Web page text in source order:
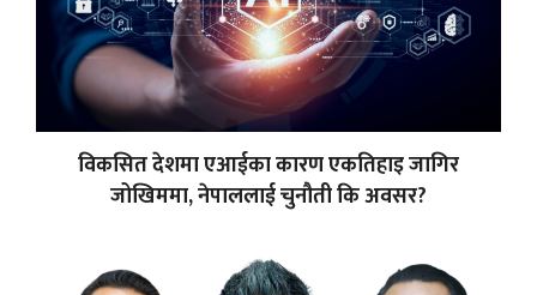
विकसित देशमा एआईका कारण एकतिहाइ जागिर
जोखिममा, नेपाललाई चुनौती कि अवसर?